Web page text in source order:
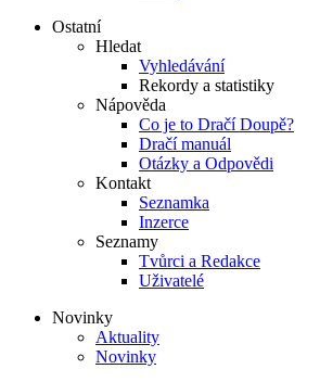
Ostatní
Hledat
Vyhledávání
Rekordy a statistiky
Nápověda
Co je to Dračí Doupě?
Dračí manuál
Otázky a Odpovědi
Kontakt
Seznamka
Inzerce
Seznamy
Tvůrci a Redakce
Uživatelé
Novinky
Aktuality
Novinky